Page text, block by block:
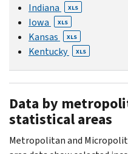
Indiana XLS
Iowa XLS
Kansas XLS
Kentucky XLS
Data by
statistical areas
Metropolitan and